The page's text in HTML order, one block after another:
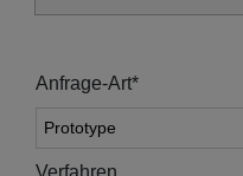
Anfrage-Art*